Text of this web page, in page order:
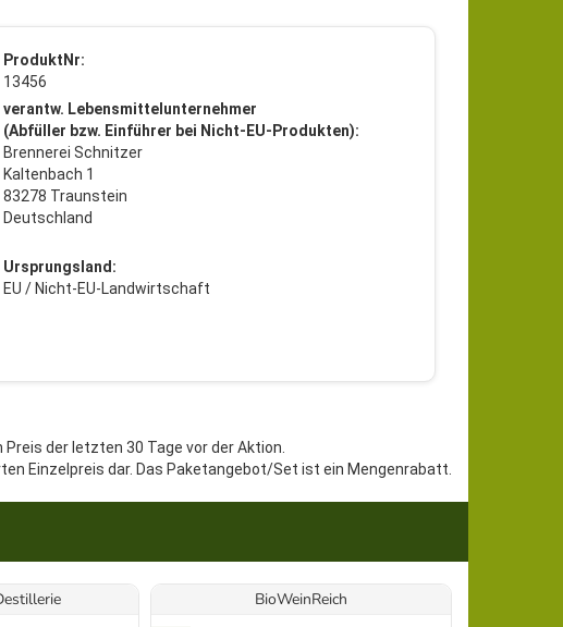
ProduktNr:
13456
verantw. Lebensmittelunternehmer
(Abfüller bzw. Einführer bei Nicht-EU-Produkten):
Brennerei Schnitzer
Kaltenbach 1
83278 Traunstein
Deutschland
Ursprungsland:
EU / Nicht-EU-Landwirtschaft
der letzten 30 Tage vor der Aktion.
Einzelpreis dar. Das Paketangebot/Set ist ein Mengenrabatt.
BioWeinReich